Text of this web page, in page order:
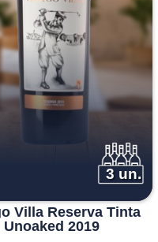
3 un.
Villa Reserva Tinta
Unoaked 2019